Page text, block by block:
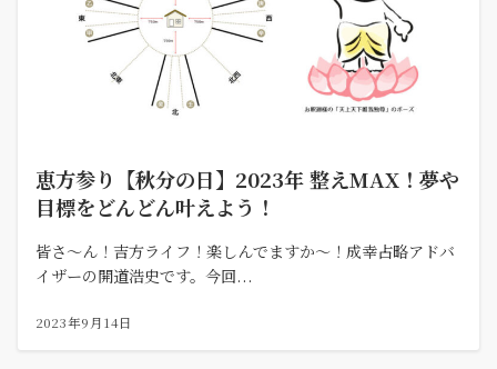
恵方参り【秋分の日】2023年 整えMAX！夢や
目標をどんどん叶えよう！
皆さ～ん！吉方ライフ！楽しんでますか～！成幸占略アドバ
イザーの開道浩史です。今回...
2023年9月14日